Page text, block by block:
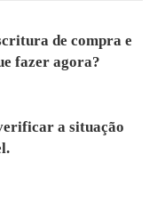
de compra e
fazer agora?
a situação